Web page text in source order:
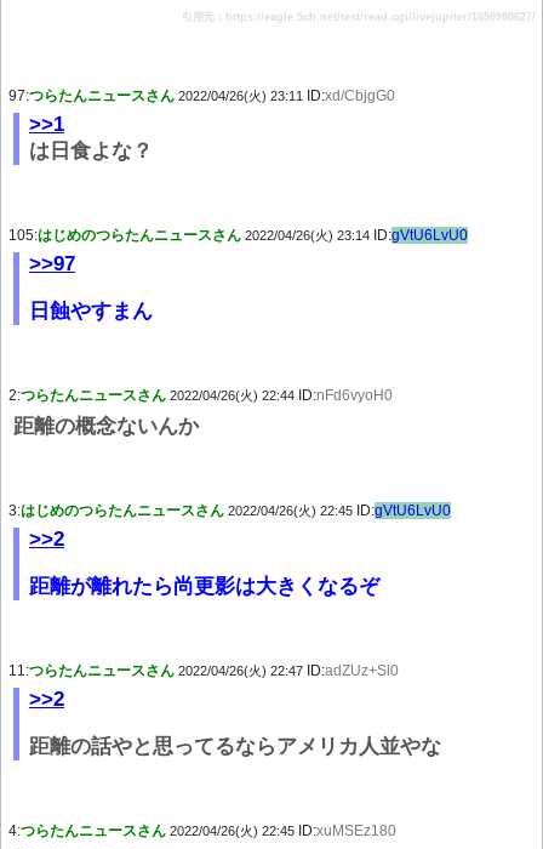
引用元：https://eagle.5ch.net/test/read.cgi/livejupiter/1650980627/
97:つらたんニュースさん 2022/04/26(火) 23:11 ID:xd/CbjgG0
>>1
は日食よな？
105:はじめのつらたんニュースさん 2022/04/26(火) 23:14 ID:gVtU6LvU0
>>97
日蝕やすまん
2:つらたんニュースさん 2022/04/26(火) 22:44 ID:nFd6vyoH0
距離の概念ないんか
3:はじめのつらたんニュースさん 2022/04/26(火) 22:45 ID:gVtU6LvU0
>>2
距離が離れたら尚更影は大きくなるぞ
11:つらたんニュースさん 2022/04/26(火) 22:47 ID:adZUz+Sl0
>>2
距離の話やと思ってるならアメリカ人並やな
4:つらたんニュースさん 2022/04/26(火) 22:45 ID:xuMSEz180